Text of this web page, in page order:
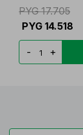
PYG 17.705
PYG 14.518
- +